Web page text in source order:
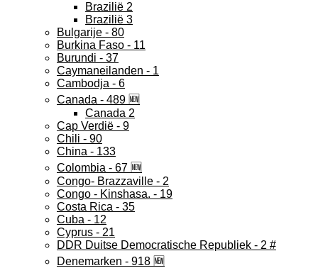
Brazilië 2
Brazilië 3
Bulgarije - 80
Burkina Faso - 11
Burundi - 37
Caymaneilanden - 1
Cambodja - 6
Canada - 489 🆕
Canada 2
Cap Verdië - 9
Chili - 90
China - 133
Colombia - 67 🆕
Congo- Brazzaville - 2
Congo - Kinshasa. - 19
Costa Rica - 35
Cuba - 12
Cyprus - 21
DDR Duitse Democratische Republiek - 2 #
Denemarken - 918 🆕